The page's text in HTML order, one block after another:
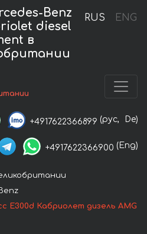
RUS ENG
Benz
diesel
в
+4917622366899 (рус, De)
+4917622366900 (Eng)
Е300d Кабриолет дизель AMG